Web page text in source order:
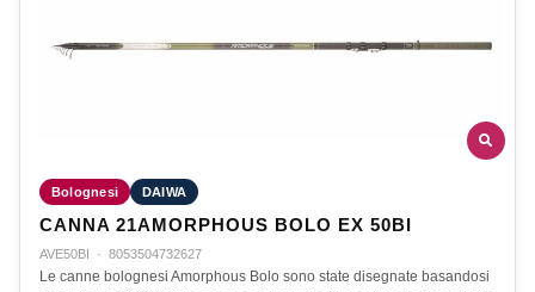
Bolognesi DAIWA
CANNA 21AMORPHOUS BOLO EX 50BI
AVE50BI · 8053504732627
Le canne bolognesi Amorphous Bolo sono state disegnate basandosi